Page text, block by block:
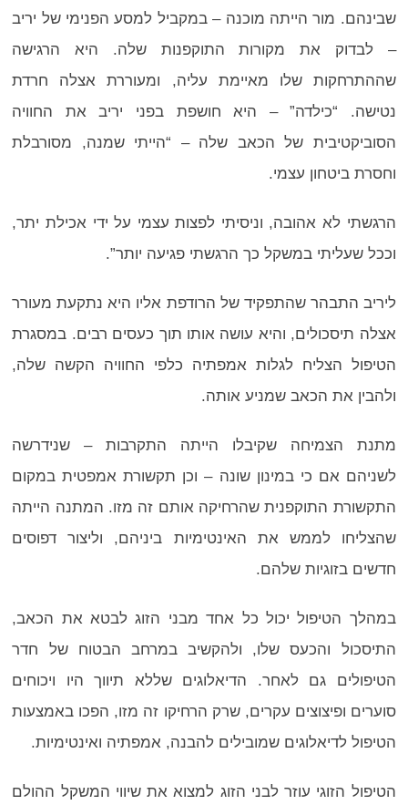
שבינהם. מור הייתה מוכנה – במקביל למסע הפנימי של יריב
– לבדוק את מקורות התוקפנות שלה. היא הרגישה
שההתרחקות שלו מאיימת עליה, ומעוררת אצלה חרדת
נטישה. “כילדה” – היא חושפת בפני יריב את החוויה
הסוביקטיבית של הכאב שלה – “הייתי שמנה, מסורבלת
וחסרת ביטחון עצמי.
הרגשתי לא אהובה, וניסיתי לפצות עצמי על ידי אכילת יתר,
וככל שעליתי במשקל כך הרגשתי פגיעה יותר”.
ליריב התבהר שהתפקיד של הרודפת אליו היא נתקעת מעורר
אצלה תיסכולים, והיא עושה אותו תוך כעסים רבים. במסגרת
הטיפול הצליח לגלות אמפתיה כלפי החוויה הקשה שלה,
ולהבין את הכאב שמניע אותה.
מתנת הצמיחה שקיבלו הייתה התקרבות – שנידרשה
לשניהם אם כי במינון שונה – וכן תקשורת אמפטית במקום
התקשורת התוקפנית שהרחיקה אותם זה מזו. המתנה הייתה
שהצליחו לממש את האינטימיות ביניהם, וליצור דפוסים
חדשים בזוגיות שלהם.
במהלך הטיפול יכול כל אחד מבני הזוג לבטא את הכאב,
התיסכול והכעס שלו, ולהקשיב במרחב הבטוח של חדר
הטיפולים גם לאחר. הדיאלוגים שללא תיווך היו ויכוחים
סוערים ופיצוצים עקרים, שרק הרחיקו זה מזו, הפכו באמצעות
הטיפול לדיאלוגים שמובילים להבנה, אמפתיה ואינטימיות.
הטיפול הזוגי עוזר לבני הזוג למצוא את שיווי המשקל ההולם